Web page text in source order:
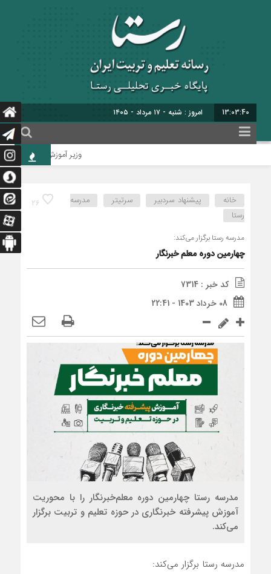
13:03:40 امروز : شنبه - ۱۷ مرداد - ۱۴۰۵
وزیر آموزش‌وپرورش: رسانه در
26 خانه پیشنهاد سردبیر سرتیتر
مدرسه
رستا
مدرسه رستا برگزار می‌کند:
چهارمین دوره معلم خبرنگار
کد خبر : 7314
08 خرداد 1403 - 22:41
مدرسه رستا چهارمین دوره معلم‌خبرنگار را با محوریت
آموزش پیشرفته خبرنگاری در حوزه تعلیم و تربیت برگزار
می‌کند.
مدرسه رستا برگزار می‌کند: